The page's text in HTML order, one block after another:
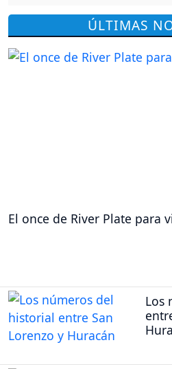
ÚLTIMAS
El once de River Plate para
Los